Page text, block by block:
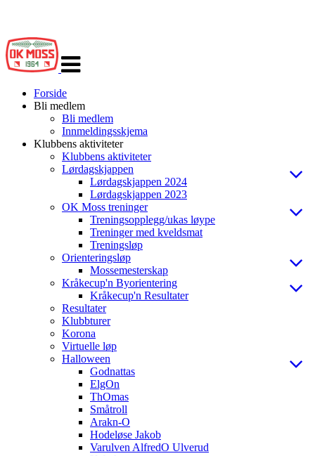
navigasjon
Forside
Bli medlem
Bli medlem
Innmeldingsskjema
Klubbens aktiviteter
Klubbens aktiviteter
Lørdagskjappen
Lørdagskjappen 2024
Lørdagskjappen 2023
OK Moss treninger
Treningsopplegg/ukas løype
Treninger med kveldsmat
Treningsløp
Orienteringsløp
Mossemesterskap
Kråkecup'n Byorientering
Kråkecup'n Resultater
Resultater
Klubbturer
Korona
Virtuelle løp
Halloween
Godnattas
ElgOn
ThOmas
Småtroll
Arakn-O
Hodeløse Jakob
Varulven AlfredO Ulverud